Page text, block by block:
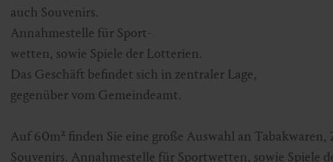
Langlaufen
Bergbahnen & Lifte
Sportmedizin
Gesundheitsförderung
Gastein von A-Z
Interaktive Karte
auch Souvenirs.
Annahmestelle für Sport-
wetten, sowie Spiele der Lotterien.
Das Geschäft befindet sich in zentraler Lage,
gegenüber vom Gemeindeamt.
Auf 60m² finden Sie eine große Auswahl an
Souvenirs. Annahmestelle für Sportwetten, sowie Spiele